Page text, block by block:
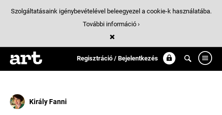
Regisztráció / Bejelentkezés
Találatok/ 65:
Ékszer
Király Fanni
Szolgáltatásaink igénybevételével beleegyezel a cookie-k használatába.
További információ ›